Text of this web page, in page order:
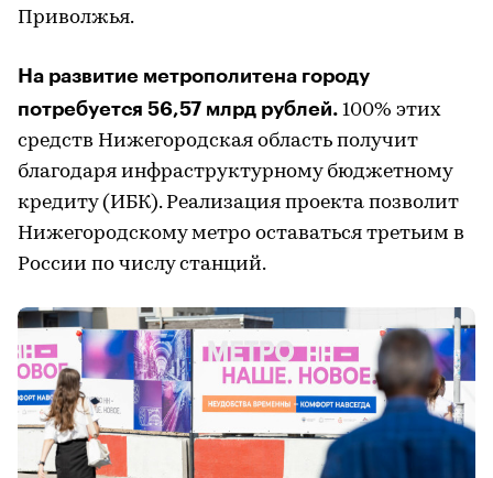
Приволжья.
На развитие метрополитена городу
потребуется 56,57 млрд рублей. 100% этих
средств Нижегородская область получит
благодаря инфраструктурному бюджетному
кредиту (ИБК). Реализация проекта позволит
Нижегородскому метро оставаться третьим в
России по числу станций.